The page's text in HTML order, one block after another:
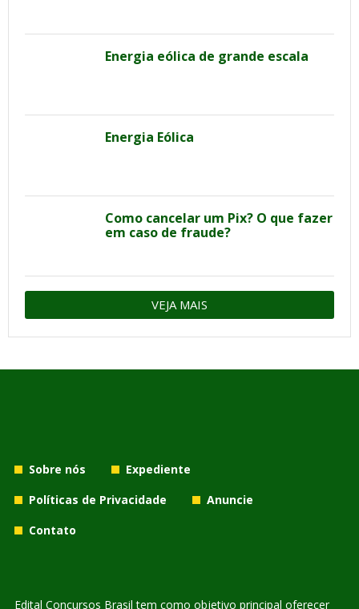
Energia eólica de grande escala
Energia Eólica
Como cancelar um Pix? O que fazer
em caso de fraude?
VEJA MAIS
Sobre nós
Expediente
Políticas de Privacidade
Anuncie
Contato
Edital Concursos Brasil tem como objetivo principal oferecer